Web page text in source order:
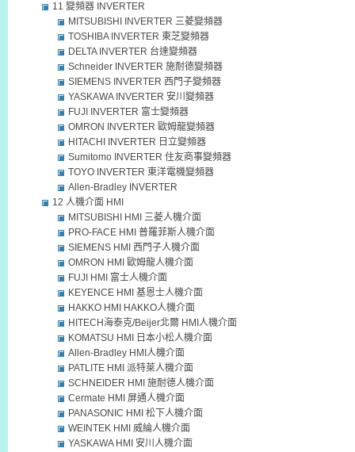
11 變頻器 INVERTER
MITSUBISHI INVERTER 三菱變頻器
TOSHIBA INVERTER 東芝變頻器
DELTA INVERTER 台達變頻器
Schneider INVERTER 施耐德變頻器
SIEMENS INVERTER 西門子變頻器
YASKAWA INVERTER 安川變頻器
FUJI INVERTER 富士變頻器
OMRON INVERTER 歐姆龍變頻器
HITACHI INVERTER 日立變頻器
Sumitomo INVERTER 住友商事變頻器
TOYO INVERTER 東洋電機變頻器
Allen-Bradley INVERTER
12 人機介面 HMI
MITSUBISHI HMI 三菱人機介面
PRO-FACE HMI 普羅菲斯人機介面
SIEMENS HMI 西門子人機介面
OMRON HMI 歐姆龍人機介面
FUJI HMI 富士人機介面
KEYENCE HMI 基恩士人機介面
HAKKO HMI HAKKO人機介面
HITECH海泰克/Beijer北爾 HMI人機介面
KOMATSU HMI 日本小松人機介面
Allen-Bradley HMI人機介面
PATLITE HMI 派特萊人機介面
SCHNEIDER HMI 施耐德人機介面
Cermate HMI 屏通人機介面
PANASONIC HMI 松下人機介面
WEINTEK HMI 威綸人機介面
YASKAWA HMI 安川人機介面